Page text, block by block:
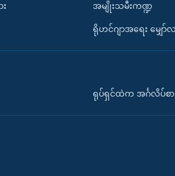
အမျိုးသမီးကဏ္ဍ
ရိုဟင်ဂျာအရေး မျှော်
ရုပ်ရှင်ထဲက အင်္ဂလိပ်စာ